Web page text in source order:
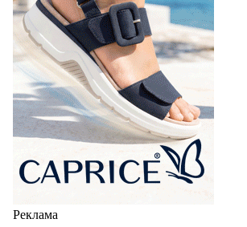
Реклама